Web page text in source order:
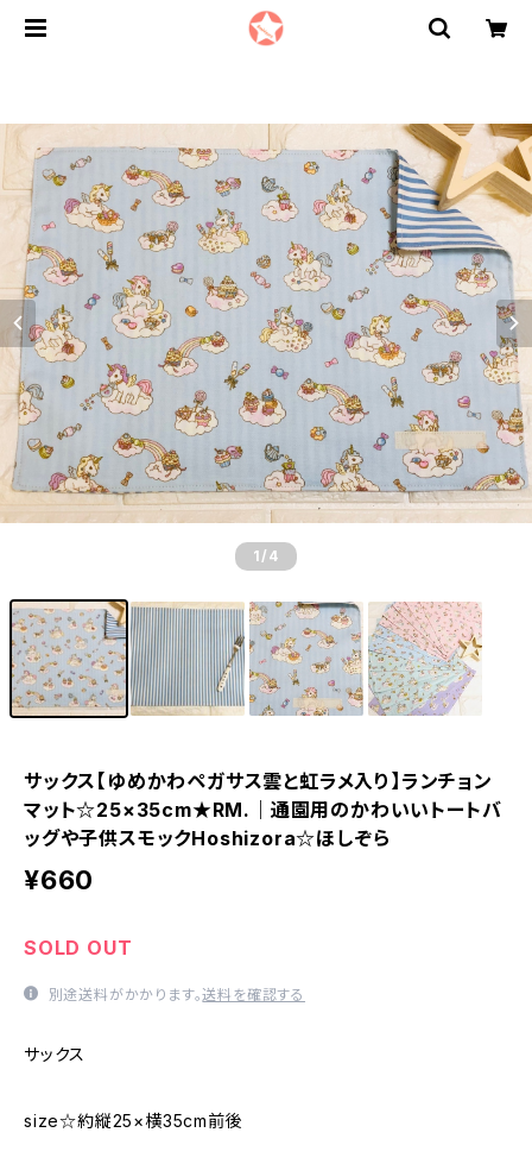
1 /4
サックス【ゆめかわペガサス雲と虹ラメ入り】ランチョン
マット☆25×35cm★RM.｜通園用のかわいいトートバ
ッグや子供スモックHoshizora☆ほしぞら
¥660
SOLD OUT
別途送料がかかります。送料を確認する
サックス
size☆約縦25×横35cm前後